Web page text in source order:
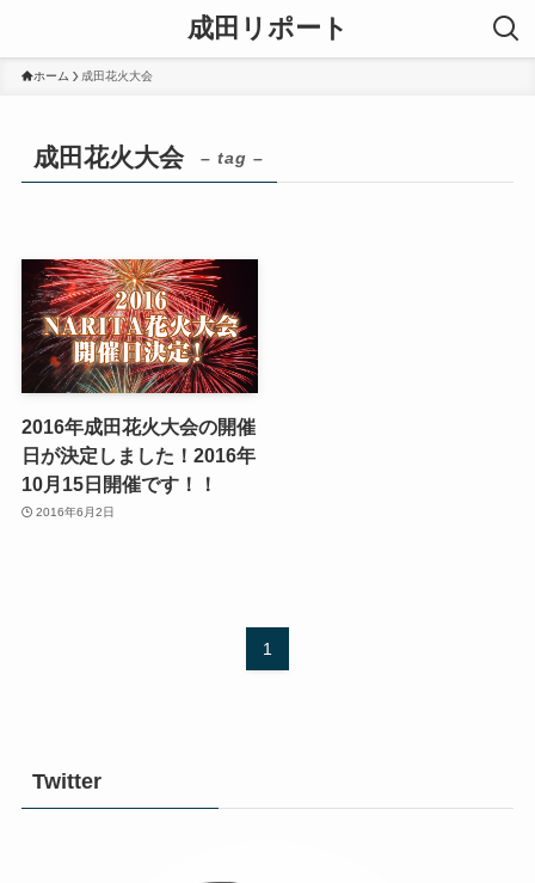
成田リポート
ホーム 成田花火大会
成田花火大会 – tag –
2016年成田花火大会の開催
日が決定しました！2016年
10月15日開催です！！
2016年6月2日
1
Twitter